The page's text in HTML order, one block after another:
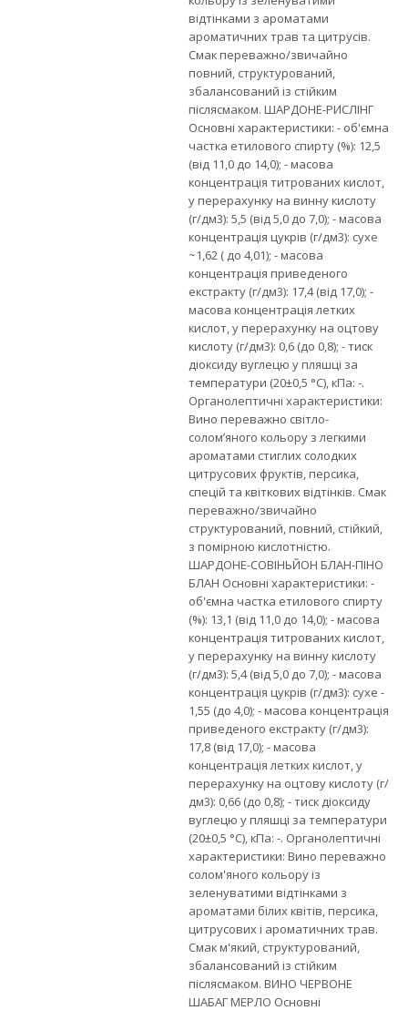
відтінками з ароматами
ароматичних трав та цитрусів.
Смак переважно/звичайно
повний, структурований,
збалансований із стійким
післясмаком. ШАРДОНЕ-РИСЛІНГ
Основні характеристики: - об'ємна
частка етилового спирту (%): 12,5
(від 11,0 до 14,0); - масова
концентрація титрованих кислот,
у перерахунку на винну кислоту
(г/дм3): 5,5 (від 5,0 до 7,0); - масова
концентрація цукрів (г/дм3): сухе
~1,62 ( до 4,01); - масова
концентрація приведеного
екстракту (г/дм3): 17,4 (від 17,0); -
масова концентрація летких
кислот, у перерахунку на оцтову
кислоту (г/дм3): 0,6 (до 0,8); - тиск
діоксиду вуглецю у пляшці за
температури (20±0,5 °С), кПа: -.
Органолептичні характеристики:
Вино переважно світло-
солом’яного кольору з легкими
ароматами стиглих солодких
цитрусових фруктів, персика,
спецій та квіткових відтінків. Смак
переважно/звичайно
структурований, повний, стійкий,
з помірною кислотністю.
ШАРДОНЕ-СОВІНЬЙОН БЛАН-ПІНО
БЛАН Основні характеристики: -
об'ємна частка етилового спирту
(%): 13,1 (від 11,0 до 14,0); - масова
концентрація титрованих кислот,
у перерахунку на винну кислоту
(г/дм3): 5,4 (від 5,0 до 7,0); - масова
концентрація цукрів (г/дм3): сухе -
1,55 (до 4,0); - масова концентрація
приведеного екстракту (г/дм3):
17,8 (від 17,0); - масова
концентрація летких кислот, у
перерахунку на оцтову кислоту (г/
дм3): 0,66 (до 0,8); - тиск діоксиду
вуглецю у пляшці за температури
(20±0,5 °С), кПа: -. Органолептичні
характеристики: Вино переважно
солом'яного кольору із
зеленуватими відтінками з
ароматами білих квітів, персика,
цитрусових і ароматичних трав.
Смак м'який, структурований,
збалансований із стійким
післясмаком. ВИНО ЧЕРВОНЕ
ШАБАГ МЕРЛО Основні